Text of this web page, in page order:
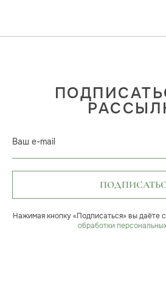
Ваш e-mail
Нажимая кнопку «Подписаться» вы даёте
обработки